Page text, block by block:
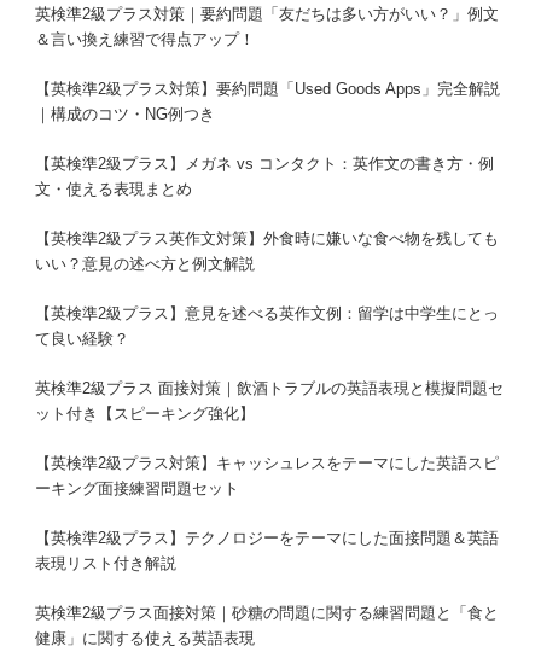
英検準2級プラス対策｜要約問題「友だちは多い方がいい？」例文
＆言い換え練習で得点アップ！
【英検準2級プラス対策】要約問題「Used Goods Apps」完全解説
｜構成のコツ・NG例つき
【英検準2級プラス】メガネ vs コンタクト：英作文の書き方・例
文・使える表現まとめ
【英検準2級プラス英作文対策】外食時に嫌いな食べ物を残しても
いい？意見の述べ方と例文解説
【英検準2級プラス】意見を述べる英作文例：留学は中学生にとっ
て良い経験？
英検準2級プラス 面接対策｜飲酒トラブルの英語表現と模擬問題セ
ット付き【スピーキング強化】
【英検準2級プラス対策】キャッシュレスをテーマにした英語スピ
ーキング面接練習問題セット
【英検準2級プラス】テクノロジーをテーマにした面接問題＆英語
表現リスト付き解説
英検準2級プラス面接対策｜砂糖の問題に関する練習問題と「食と
健康」に関する使える英語表現